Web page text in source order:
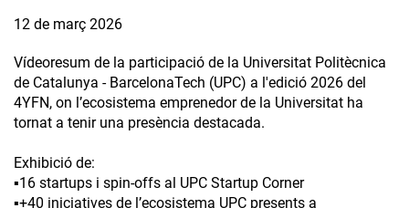
12 de març 2026
Vídeoresum de la participació de la Universitat Politècnica
de Catalunya - BarcelonaTech (UPC) a l'edició 2026 del
4YFN, on l’ecosistema emprenedor de la Universitat ha
tornat a tenir una presència destacada.
Exhibició de:
▪️16 startups i spin-offs al UPC Startup Corner
▪️+40 iniciatives de l’ecosistema UPC presents a